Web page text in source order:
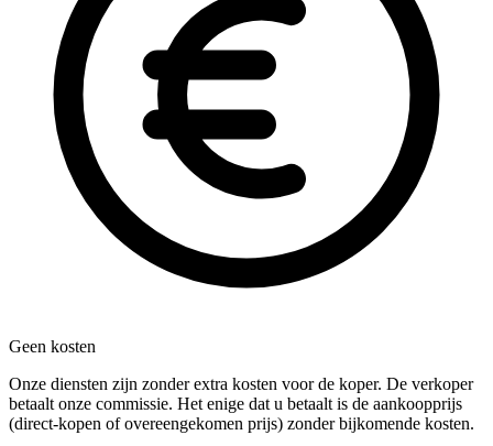
Geen kosten
Onze diensten zijn zonder extra kosten voor de koper. De verkoper
betaalt onze commissie. Het enige dat u betaalt is de aankoopprijs
(direct-kopen of overeengekomen prijs) zonder bijkomende kosten.